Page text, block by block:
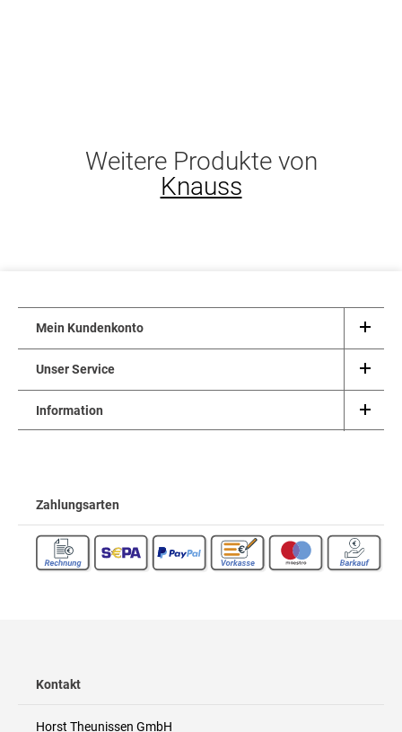
Weitere Produkte von
Knauss
Mein Kundenkonto
Unser Service
Information
Zahlungsarten
Kontakt
Horst Theunissen GmbH